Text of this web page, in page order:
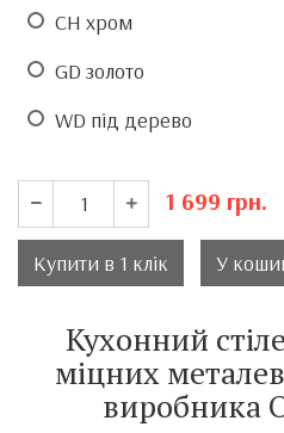
CH хром
GD золото
WD під дерево
1 699 грн.
Купити в 1 клік У
Кухонний
міцних
виробника